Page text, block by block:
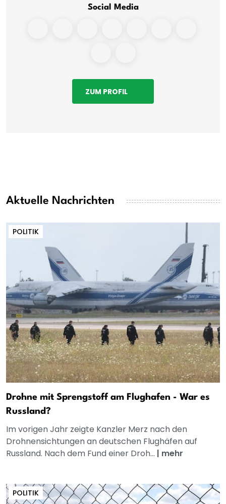
Social Media
ZUM PROFIL
Aktuelle Nachrichten
POLITIK
Drohne mit Sprengstoff am Flughafen - War es
Russland?
Im vorigen Jahr zeigte Kanzler Merz nach den
Drohnensichtungen an deutschen Flughäfen auf
Russland. Nach dem Fund einer Droh... | mehr
POLITIK